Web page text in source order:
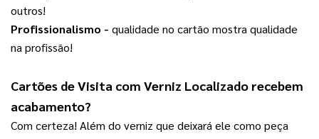
outros!
Profissionalismo - qualidade no cartão mostra qualidade
na profissão!
Cartões de Visita com Verniz Localizado recebem
acabamento?
Com certeza! Além do verniz que deixará ele como peça